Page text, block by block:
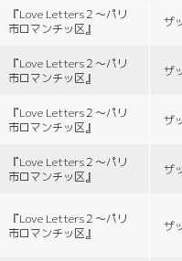
『Love Letters２〜パリ
市ロマンチッ区』
ザ
『Love Letters２〜パリ
市ロマンチッ区』
ザ
『Love Letters２〜パリ
市ロマンチッ区』
ザ
『Love Letters２〜パリ
市ロマンチッ区』
ザ
『Love Letters２〜パリ
市ロマンチッ区』
ザ